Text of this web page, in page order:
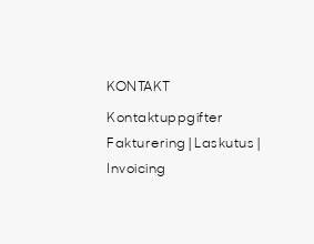
KONTAKT
Kontaktuppgifter
Fakturering | Laskutus |
Invoicing